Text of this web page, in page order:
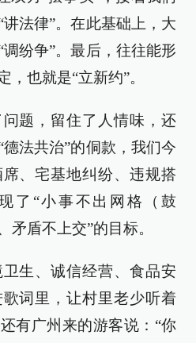
法律”。在此基础上，大
纷争”。最后，往往能形
，也就是“立新约”。
题，留住了人情味，还
法共治”的侗款，我们今
、宅基地纠纷、违规搭
了“小事不出网格（鼓
矛盾不上交”的目标。
生、诚信经营、食品安
词里，让村里老少听着
有广州来的游客说：“你